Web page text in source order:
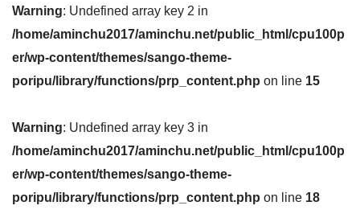
Warning: Undefined array key 2 in
/home/aminchu2017/aminchu.net/public_html/cpu100p
er/wp-content/themes/sango-theme-
poripu/library/functions/prp_content.php on line 15
Warning: Undefined array key 3 in
/home/aminchu2017/aminchu.net/public_html/cpu100p
er/wp-content/themes/sango-theme-
poripu/library/functions/prp_content.php on line 18